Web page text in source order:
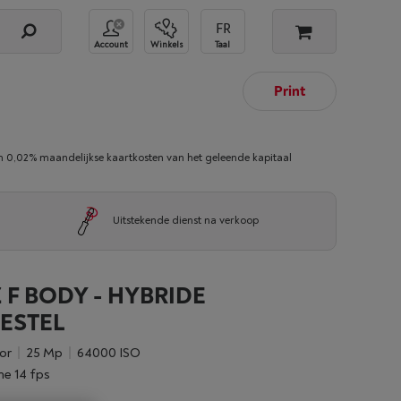
Account Winkels Taal
Print
0,02% maandelijkse kaartkosten van het geleende kapitaal
Uitstekende dienst na verkoop
BODY - HYBRIDE
25 Mp
64000 ISO
14 fps